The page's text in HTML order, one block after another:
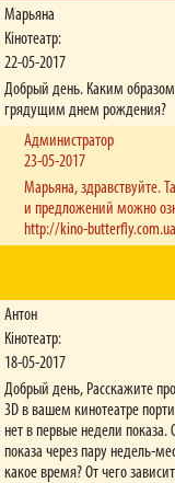
Марьяна
Кінотеатр:
22-05-2017
Добрый день. Каким
грядущим днем рождения?
Администратор
23-05-2017
Марьяна, здравствуйте.
и предложений можно
http://kino-
Антон
Кінотеатр:
18-05-2017
Добрый день, Расскажите
3D в вашем кинотеатре
нет в первые недели
показа через пару недель-
какое время? От чего